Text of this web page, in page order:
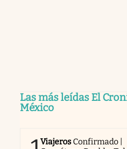
Las más leídas El
México
Viajeros Confirmado |